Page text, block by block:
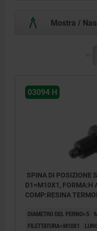
Mostra /
03094 H
SPINA DI POSIZIONE
D1=M10X1, FORMA:H
COMP:RESINA
DIAMETRO DEL PERNO=5
FILETTATURA=M10X1